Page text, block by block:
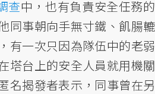
查中，也有負責安全任務的
同事朝向手無寸鐵、飢腸轆
有一次只因為隊伍中的老弱
塔台上的安全人員就用機關
名揭發者表示，同事曾在另